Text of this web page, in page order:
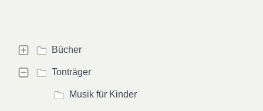
Bücher
Tonträger
Musik für Kinder